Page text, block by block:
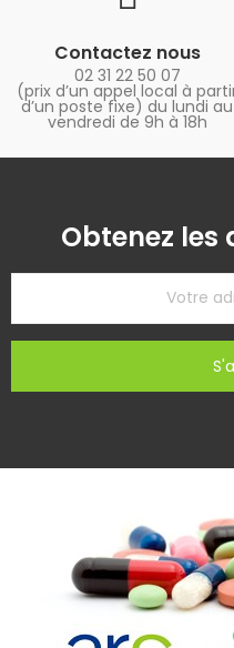
Contactez nous
02 31 22 50 07
(prix d’un appel local à
d’un poste fixe) du lundi au
vendredi de 9h à 18h
Obtenez les